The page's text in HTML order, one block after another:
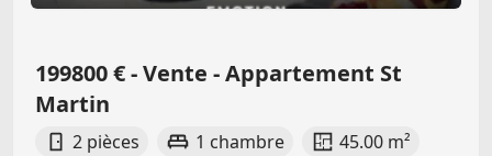
199800 € - Vente - Appartement St
Martin
2 pièces 1 chambre
45.00 m²